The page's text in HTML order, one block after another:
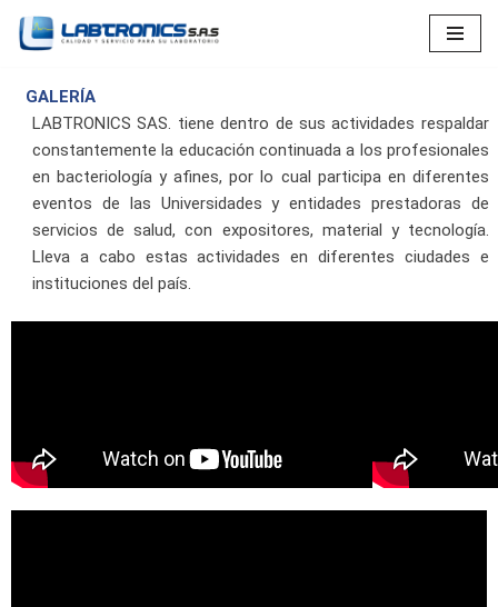
contenido
GALERÍA
LABTRONICS SAS. tiene dentro de sus actividades respaldar
constantemente la educación continuada a los profesionales
en bacteriología y afines, por lo cual participa en diferentes
eventos de las Universidades y entidades prestadoras de
servicios de salud, con expositores, material y tecnología.
Lleva a cabo estas actividades en diferentes ciudades e
instituciones del país.